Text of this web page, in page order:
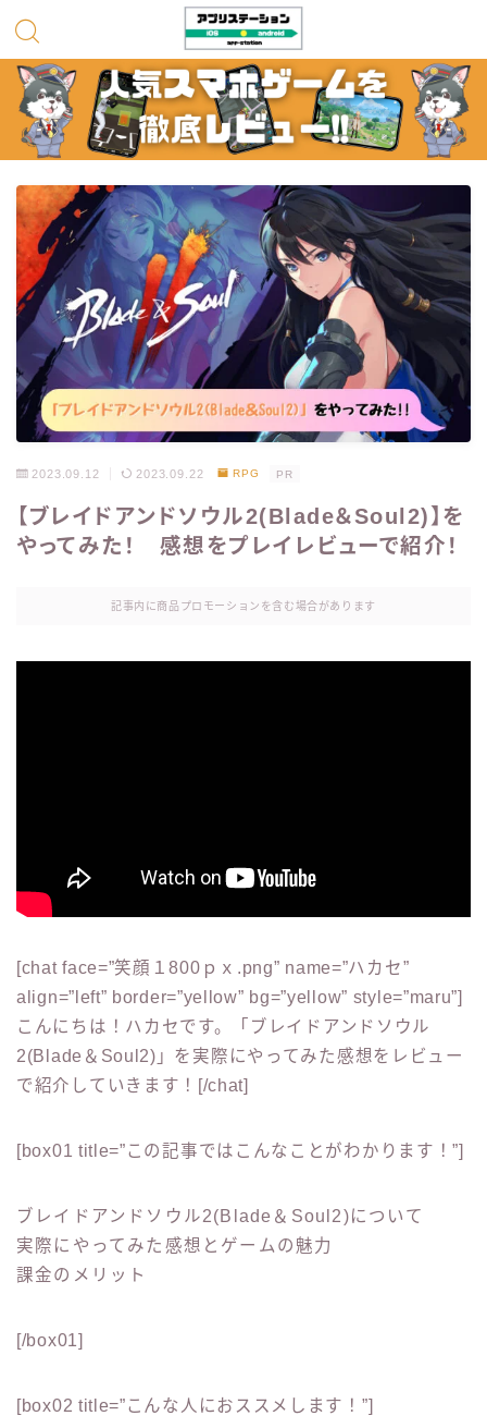
2023.09.12 2023.09.22 RPG PR
【ブレイドアンドソウル2(Blade＆Soul2)】を
やってみた！ 感想をプレイレビューで紹介！
記事内に商品プロモーションを含む場合があります
[chat face=”笑顔１800ｐｘ.png” name=”ハカセ”
align=”left” border=”yellow” bg=”yellow” style=”maru”]
こんにちは！ハカセです。「ブレイドアンドソウル
2(Blade＆Soul2)」を実際にやってみた感想をレビュー
で紹介していきます！[/chat]
[box01 title=”この記事ではこんなことがわかります！”]
ブレイドアンドソウル2(Blade＆Soul2)について
実際にやってみた感想とゲームの魅力
課金のメリット
[/box01]
[box02 title=”こんな人におススメします！”]